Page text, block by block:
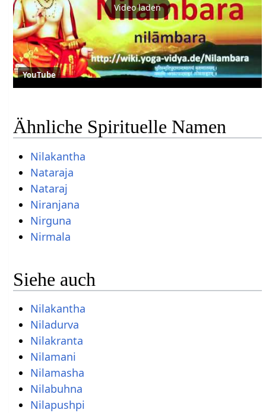
Video laden
YouTube
Ähnliche Spirituelle Namen
Nilakantha
Nataraja
Nataraj
Niranjana
Nirguna
Nirmala
Siehe auch
Nilakantha
Niladurva
Nilakranta
Nilamani
Nilamasha
Nilabuhna
Nilapushpi